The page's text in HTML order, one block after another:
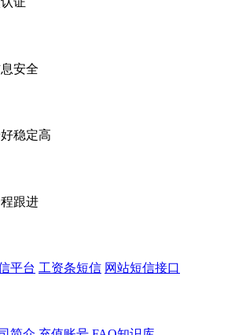
安全
稳定高
跟进
平台 工资条短信 网站短信接口